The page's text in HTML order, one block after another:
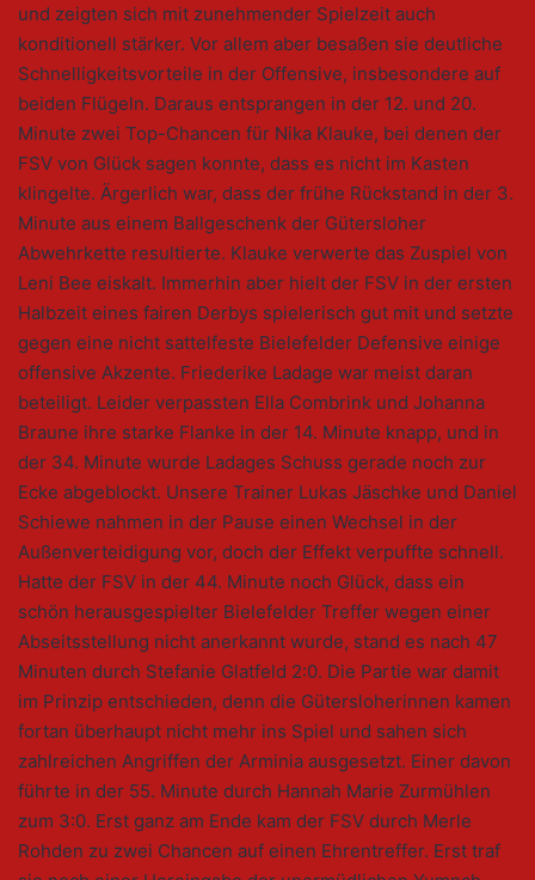
und zeigten sich mit zunehmender Spielzeit auch
konditionell stärker. Vor allem aber besaßen sie deutliche
Schnelligkeitsvorteile in der Offensive, insbesondere auf
beiden Flügeln. Daraus entsprangen in der 12. und 20.
Minute zwei Top-Chancen für Nika Klauke, bei denen der
FSV von Glück sagen konnte, dass es nicht im Kasten
klingelte. Ärgerlich war, dass der frühe Rückstand in der 3.
Minute aus einem Ballgeschenk der Gütersloher
Abwehrkette resultierte. Klauke verwerte das Zuspiel von
Leni Bee eiskalt. Immerhin aber hielt der FSV in der ersten
Halbzeit eines fairen Derbys spielerisch gut mit und setzte
gegen eine nicht sattelfeste Bielefelder Defensive einige
offensive Akzente. Friederike Ladage war meist daran
beteiligt. Leider verpassten Ella Combrink und Johanna
Braune ihre starke Flanke in der 14. Minute knapp, und in
der 34. Minute wurde Ladages Schuss gerade noch zur
Ecke abgeblockt. Unsere Trainer Lukas Jäschke und Daniel
Schiewe nahmen in der Pause einen Wechsel in der
Außenverteidigung vor, doch der Effekt verpuffte schnell.
Hatte der FSV in der 44. Minute noch Glück, dass ein
schön herausgespielter Bielefelder Treffer wegen einer
Abseitsstellung nicht anerkannt wurde, stand es nach 47
Minuten durch Stefanie Glatfeld 2:0. Die Partie war damit
im Prinzip entschieden, denn die Gütersloherinnen kamen
fortan überhaupt nicht mehr ins Spiel und sahen sich
zahlreichen Angriffen der Arminia ausgesetzt. Einer davon
führte in der 55. Minute durch Hannah Marie Zurmühlen
zum 3:0. Erst ganz am Ende kam der FSV durch Merle
Rohden zu zwei Chancen auf einen Ehrentreffer. Erst traf